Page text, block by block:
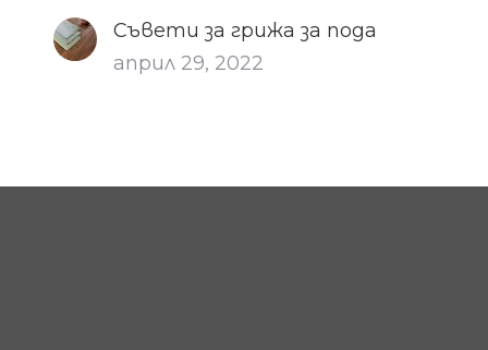
Съвети за грижа за пода
април 29, 2022